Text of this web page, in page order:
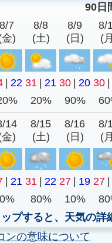
90日
8/7
金)
8/8
(土)
8/9
(日)
8/
(
22 31 21 30 20 30
20% 90%
14
金)
8/15
(土)
8/16
(日)
8/
(
21 31 22 27 19 27
0% 80% 10%
ップすると、天気の詳
ンの意味について